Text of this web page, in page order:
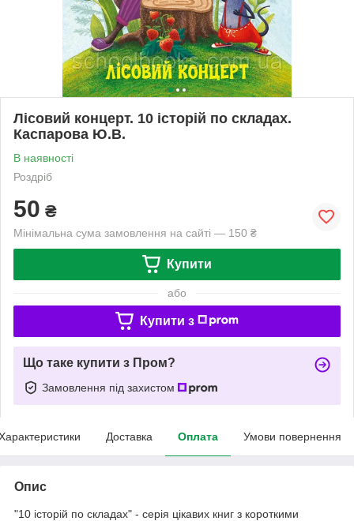
Лісовий концерт. 10 історій по складах.
Каспарова Ю.В.
В наявності
Роздріб
50 ₴
Мінімальна сума замовлення на сайті — 150 ₴
Купити
або
Купити з
Що таке купити з Пром?
Замовлення під захистом
Доставка Оплата Умови повернення
Опис
"10 історій по складах" - серія цікавих книг з короткими